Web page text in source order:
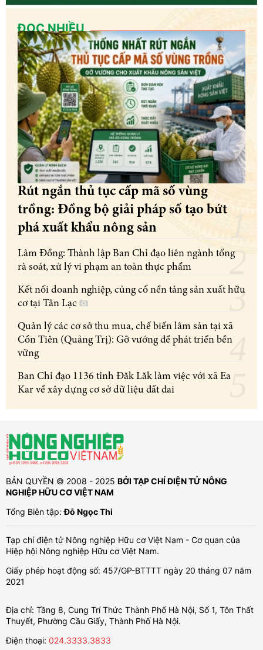
ĐỌC NHIỀU
Rút ngắn thủ tục cấp mã số vùng
trồng: Đồng bộ giải pháp số tạo bứt
phá xuất khẩu nông sản
Lâm Đồng: Thành lập Ban Chỉ đạo liên ngành tổng
rà soát, xử lý vi phạm an toàn thực phẩm
Kết nối doanh nghiệp, củng cố nền tảng sản xuất hữu
cơ tại Tân Lạc
Quản lý các cơ sở thu mua, chế biến lâm sản tại xã
Cồn Tiên (Quảng Trị): Gỡ vướng để phát triển bền
vững
Ban Chỉ đạo 1136 tỉnh Đăk Lăk làm việc với xã Ea
Kar về xây dựng cơ sở dữ liệu đất đai
BẢN QUYỀN © 2008 - 2025 BỞI TẠP CHÍ ĐIỆN TỬ NÔNG
NGHIỆP HỮU CƠ VIỆT NAM
Tổng Biên tập:Đỗ Ngọc Thi
Tạp chí điện tử Nông nghiệp Hữu cơ Việt Nam - Cơ quan của
Hiệp hội Nông nghiệp Hữu cơ Việt Nam.
Giấy phép hoạt động số: 457/GP-BTTTT ngày 20 tháng 07 năm
2021
Địa chỉ: Tầng 8, Cung Trí Thức Thành Phố Hà Nội, Số 1, Tôn Thất
Thuyết, Phường Cầu Giấy, Thành Phố Hà Nội.
Điện thoại: 024.3333.3833